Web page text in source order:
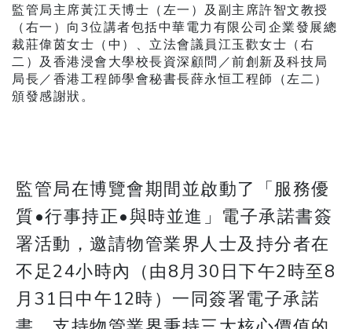
監管局主席黃江天博士（左一）及副主席許智文教授
（右一）向3位講者包括中華電力有限公司企業發展總
裁莊偉茵女士（中）、立法會議員江玉歡女士（右
二）及香港浸會大學校長資深顧問／前創新及科技局
局長／香港工程師學會秘書長薛永恒工程師（左二）
頒發感謝狀。
監管局在博覽會期間並啟動了「服務優
質•行事持正•與時並進」電子承諾書簽
署活動，邀請物管業界人士及持分者在
不足24小時內（由8月30日下午2時至8
月31日中午12時）一同簽署電子承諾